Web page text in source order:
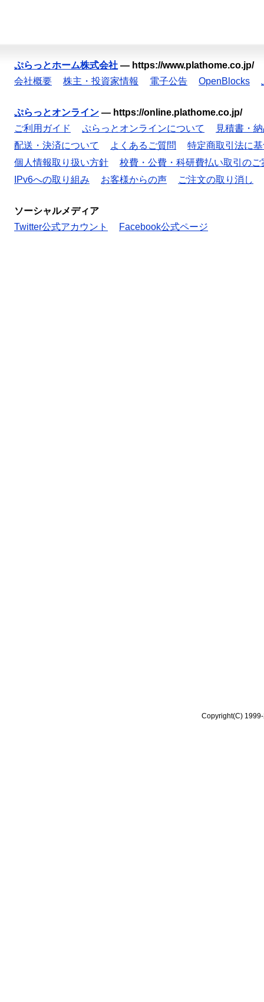
ぷらっとホーム株式会社 — https://www.plathome.co.jp/
会社概要
株主・投資家情報 電子公告 OpenBlocks
ぷらっとオンライン — https://online.plathome.co.jp/
ご利用ガイド
ぷらっとオンラインについて
見積書・
配送・決済について
よくあるご質問
特定商取引法に
個人情報取り扱い方針
校費・公費・科研費払い取引のご
IPv6への取り組み
お客様からの声 ご注文の取り消し
ソーシャルメディア
Twitter公式アカウント
Facebook公式ページ
Copyright(C)